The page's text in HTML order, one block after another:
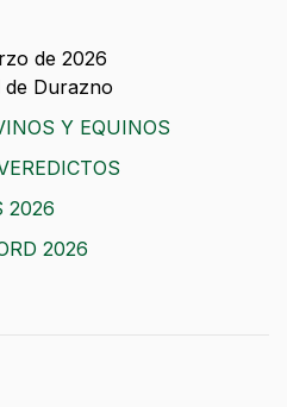
de 2026
de Durazno
Y EQUINOS
2026
2026